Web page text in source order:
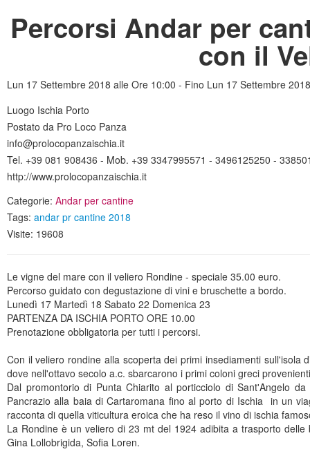
Percorsi Andar per
con il
Lun 17 Settembre 2018 alle Ore 10:00 - Fino Lun 17 Settembre
Luogo Ischia Porto
Postato da Pro Loco Panza
info@prolocopanzaischia.it
Tel. +39 081 908436 - Mob. +39 3347995571 - 3496125250 -
http://www.prolocopanzaischia.it
Categorie: Andar per cantine
Tags: andar pr cantine 2018
Visite: 19608
Le vigne del mare con il veliero Rondine - speciale 35.00 euro.
Percorso guidato con degustazione di vini e bruschette a bordo.
Lunedì 17 Martedì 18 Sabato 22 Domenica 23
PARTENZA DA ISCHIA PORTO ORE 10.00
Prenotazione obbligatoria per tutti i percorsi.
Con il veliero rondine alla scoperta dei primi insediamenti
dove nell'ottavo secolo a.c. sbarcarono i primi coloni greci
Dal promontorio di Punta Chiarito al porticciolo di Sant'Angelo
Pancrazio alla baia di Cartaromana fino al porto di Ischia in un
racconta di quella viticultura eroica che ha reso il vino di ischia
La Rondine è un veliero di 23 mt del 1924 adibita a trasporto
Gina Lollobrigida, Sofia Loren.